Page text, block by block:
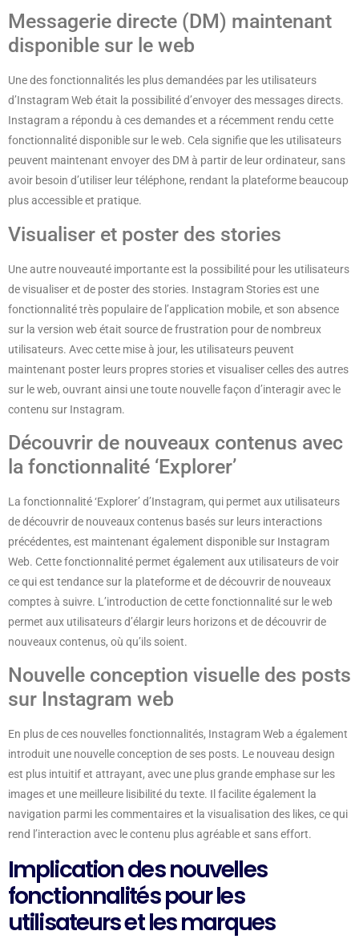
Messagerie directe (DM) maintenant
disponible sur le web
Une des fonctionnalités les plus demandées par les utilisateurs
d’Instagram Web était la possibilité d’envoyer des messages directs.
Instagram a répondu à ces demandes et a récemment rendu cette
fonctionnalité disponible sur le web. Cela signifie que les utilisateurs
peuvent maintenant envoyer des DM à partir de leur ordinateur, sans
avoir besoin d’utiliser leur téléphone, rendant la plateforme beaucoup
plus accessible et pratique.
Visualiser et poster des stories
Une autre nouveauté importante est la possibilité pour les utilisateurs
de visualiser et de poster des stories. Instagram Stories est une
fonctionnalité très populaire de l’application mobile, et son absence
sur la version web était source de frustration pour de nombreux
utilisateurs. Avec cette mise à jour, les utilisateurs peuvent
maintenant poster leurs propres stories et visualiser celles des autres
sur le web, ouvrant ainsi une toute nouvelle façon d’interagir avec le
contenu sur Instagram.
Découvrir de nouveaux contenus avec
la fonctionnalité ‘Explorer’
La fonctionnalité ‘Explorer’ d’Instagram, qui permet aux utilisateurs
de découvrir de nouveaux contenus basés sur leurs interactions
précédentes, est maintenant également disponible sur Instagram
Web. Cette fonctionnalité permet également aux utilisateurs de voir
ce qui est tendance sur la plateforme et de découvrir de nouveaux
comptes à suivre. L’introduction de cette fonctionnalité sur le web
permet aux utilisateurs d’élargir leurs horizons et de découvrir de
nouveaux contenus, où qu’ils soient.
Nouvelle conception visuelle des posts
sur Instagram web
En plus de ces nouvelles fonctionnalités, Instagram Web a également
introduit une nouvelle conception de ses posts. Le nouveau design
est plus intuitif et attrayant, avec une plus grande emphase sur les
images et une meilleure lisibilité du texte. Il facilite également la
navigation parmi les commentaires et la visualisation des likes, ce qui
rend l’interaction avec le contenu plus agréable et sans effort.
Implication des nouvelles
fonctionnalités pour les
utilisateurs et les marques